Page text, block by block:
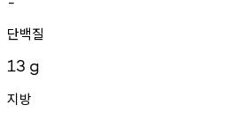
단백질
13 g
지방